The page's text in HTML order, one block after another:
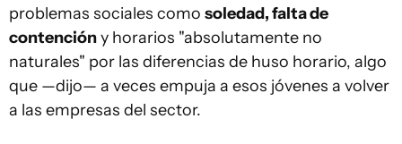
problemas sociales como soledad, falta de
contencióny horarios "absolutamente no
naturales" por las diferencias de huso horario, algo
que —dijo— a veces empuja a esos jóvenes a volver
a las empresas del sector.